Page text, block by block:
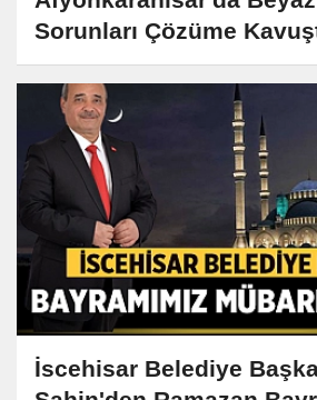
Sorunları Çözüme
İscehisar Belediye